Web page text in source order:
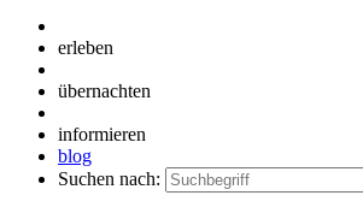
erleben
übernachten
informieren
blog
Suchen nach: